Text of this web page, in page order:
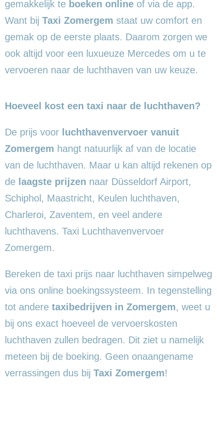
gemakkelijk te boeken online of via de app.
Want bij Taxi Zomergem staat uw comfort en
gemak op de eerste plaats. Daarom zorgen we
ook altijd voor een luxueuze Mercedes om u te
vervoeren naar de luchthaven van uw keuze.
Hoeveel kost een taxi naar de luchthaven?
De prijs voor luchthavenvervoer vanuit
Zomergem hangt natuurlijk af van de locatie
van de luchthaven. Maar u kan altijd rekenen op
de laagste prijzen naar Düsseldorf Airport,
Schiphol, Maastricht, Keulen luchthaven,
Charleroi, Zaventem, en veel andere
luchthavens. Taxi Luchthavenvervoer
Zomergem.
Bereken de taxi prijs naar luchthaven simpelweg
via ons online boekingssysteem. In tegenstelling
tot andere taxibedrijven in Zomergem, weet u
bij ons exact hoeveel de vervoerskosten
luchthaven zullen bedragen. Dit ziet u namelijk
meteen bij de boeking. Geen onaangename
verrassingen dus bij Taxi Zomergem!